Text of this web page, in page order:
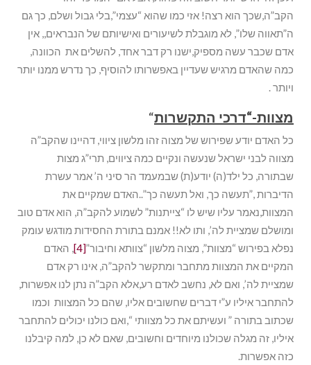
הקב”ה,שכך הוא רצה! אזי כמו שהוא “עצמי”,בלי גבול ושלם, כך גם
ה”תאווה שלו”, לא מוגבלת לשיעורים ואישיותם של הנבראים,, אין
אדם שכבר עשה מספיק,ישנו רק דבר אחד, להשלים את הכוונה,
כמה שהאדם מרגיש שעדיין באפשרותו להוסיף, כך נדרש ממנו יותר
ויותר .
מצוות-“דרכי התקשרות“
כל האדם יודע שפירוש של מצוה זהו מלשון ציווי, דהיינו שהקב”ה
מצווה לבני ישראל שנעשה ונקיים כמה ציווים, תרי”ג מצות
שבתורה, כל ילד(ה) יודע(ת) שבמעמד הר סיני ה’ אמר עשרת
הדיברות ,”תעשה כך, ואל תעשה כך”..האדם שמקיים את
המצוות,נאמר עליו שיש לו “צייתנות” לשמוע להקב”ה, הוא אדם טוב
ומושלם שמציית לה’, ותו לא!! אמנם בתורת החסידות מודגש עומק
נפלא בפירוש “מצוות”, מצוה מלשון “צוותא וחיבור”[4]
, האדם
המקיים את המצוות מתחבר ומתקשר להקב”ה, אינו רק אדם
שמציית לה’, ואם לא, נחשב לאדם רע,אלא הקב”ה נתן לנו אפשרות,
להתחבר איליו ע”י דברים שחשובים אליו, שהם כל המצוות וכמו
שכתוב בתורה ” ועשיתם את כל מצוותי “,ואם כולנו יכולים להתחבר
איליו, זה מגלה שכולנו מיוחדים וחשובים, שאם לא כן, למה קיבלנו
כזה אפשרות.